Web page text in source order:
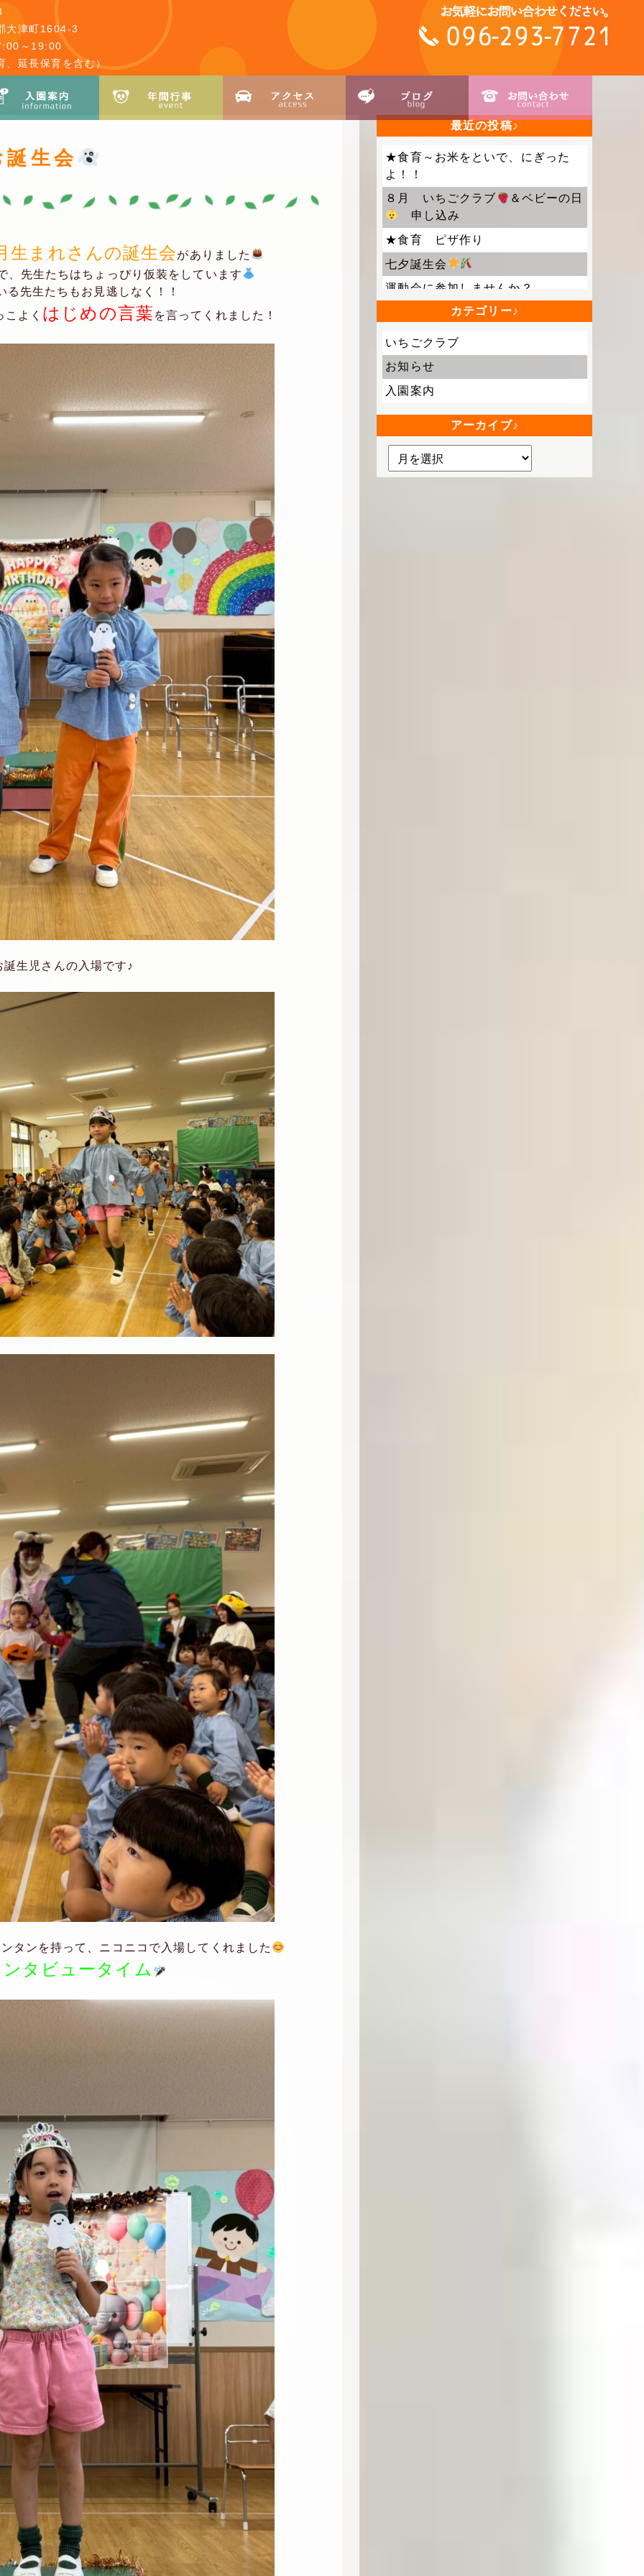
大津町1604-3
～19:00
、延長保育を含む）
生会
生まれさんの誕生会がありました
、先生たちはちょっぴり仮装をしています
る先生たちもお見逃しなく！！
よく はじめの言葉 を言ってくれました！
誕生児さんの入場です♪
タンを持って、ニコニコで入場してくれました
タビュータイム
最近の投稿
★食育～お米をといで、にぎった
よ！！
８月 いちごクラブ
＆ベビーの日
申し込み
★食育 ピザ作り
七夕誕生会
運動会に参加しませんか？
カテゴリー
いちごクラブ
お知らせ
入園案内
アーカイブ